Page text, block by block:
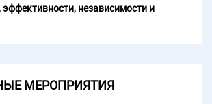
эффективности, независимости и
МЕРОПРИЯТИЯ